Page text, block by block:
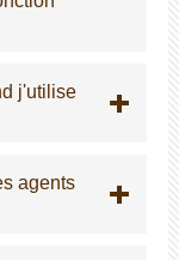
j'utilise
agents